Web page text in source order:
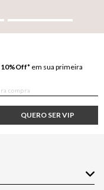
10%Off* em sua primeira
QUERO SER VIP